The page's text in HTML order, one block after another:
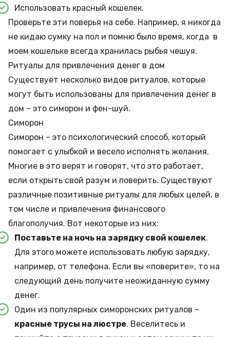
Использовать красный кошелек.
Проверьте эти поверья на себе. Например, я никогда
не кидаю сумку на пол и помню было время, когда в
моем кошельке всегда хранилась рыбья чешуя.
Ритуалы для привлечения денег в дом
Существует несколько видов ритуалов, которые
могут быть использованы для привлечения денег в
дом – это симорон и фен-шуй.
Симорон
Симорон – это психологический способ, который
помогает с улыбкой и весело исполнять желания.
Многие в это верят и говорят, что это работает,
если открыть свой разум и поверить. Существуют
различные позитивные ритуалы для любых целей, в
том числе и привлечения финансового
благополучия. Вот некоторые из них:
Поставьте на ночь на зарядку свой кошелек.
Для этого можете использовать любую зарядку,
например, от телефона. Если вы «поверите», то на
следующий день получите неожиданную сумму
денег.
Один из популярных симоронских ритуалов –
красные трусы на люстре. Веселитесь и